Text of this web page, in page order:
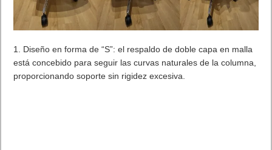
1. Diseño en forma de “S”: el respaldo de doble capa en malla
está concebido para seguir las curvas naturales de la columna,
proporcionando soporte sin rigidez excesiva.